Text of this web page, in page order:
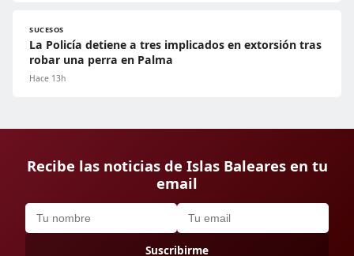
SUCESOS
La Policía detiene a tres implicados en extorsión tras
robar una perra en Palma
Hace 13h
Recibe las noticias de Islas Baleares en tu
email
Suscribirme